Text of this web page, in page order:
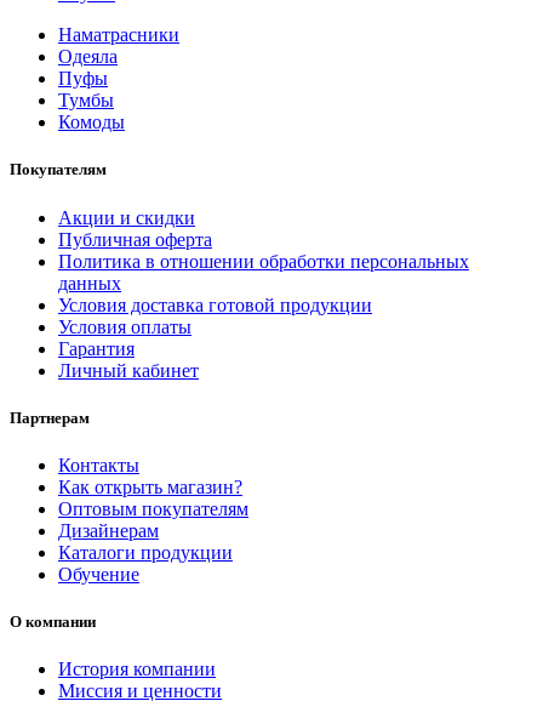
Наматрасники
Одеяла
Пуфы
Тумбы
Комоды
Покупателям
Акции и скидки
Публичная оферта
Политика в отношении обработки персональных
данных
Условия доставка готовой продукции
Условия оплаты
Гарантия
Личный кабинет
Партнерам
Контакты
Как открыть магазин?
Оптовым покупателям
Дизайнерам
Каталоги продукции
Обучение
О компании
История компании
Миссия и ценности